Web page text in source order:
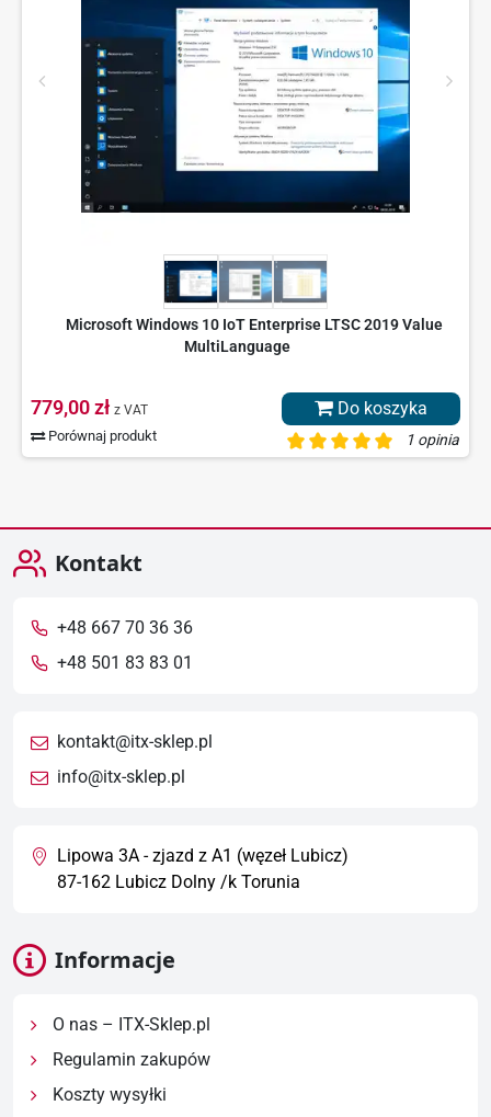
1 opinia
Microsoft Windows 10 IoT Enterprise LTSC 2019 Value
MultiLanguage
779,00 zł z VAT
Porównaj produkt
Do koszyka
Kontakt
+48 667 70 36 36
+48 501 83 83 01
kontakt@itx-sklep.pl
info@itx-sklep.pl
Lipowa 3A - zjazd z A1 (węzeł Lubicz)
87-162 Lubicz Dolny /k Torunia
Informacje
O nas – ITX-Sklep.pl
Regulamin zakupów
Koszty wysyłki